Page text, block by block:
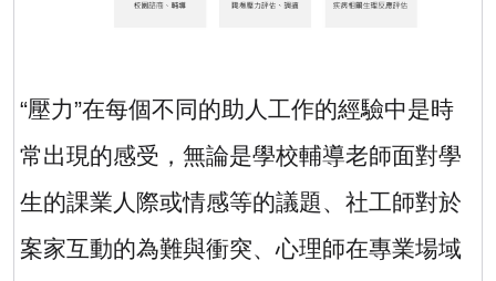
“壓力”在每個不同的助人工作的經驗中是時
常出現的感受，無論是學校輔導老師面對學
生的課業人際或情感等的議題、社工師對於
案家互動的為難與衝突、心理師在專業場域